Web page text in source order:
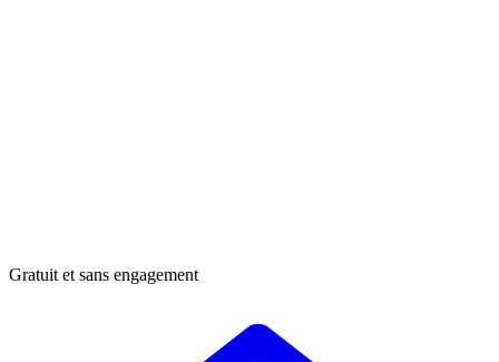
Gratuit et sans engagement